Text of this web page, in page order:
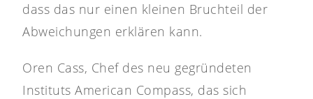
dass das nur einen kleinen Bruchteil der
Abweichungen erklären kann.
Oren Cass, Chef des neu gegründeten
Instituts American Compass, das sich